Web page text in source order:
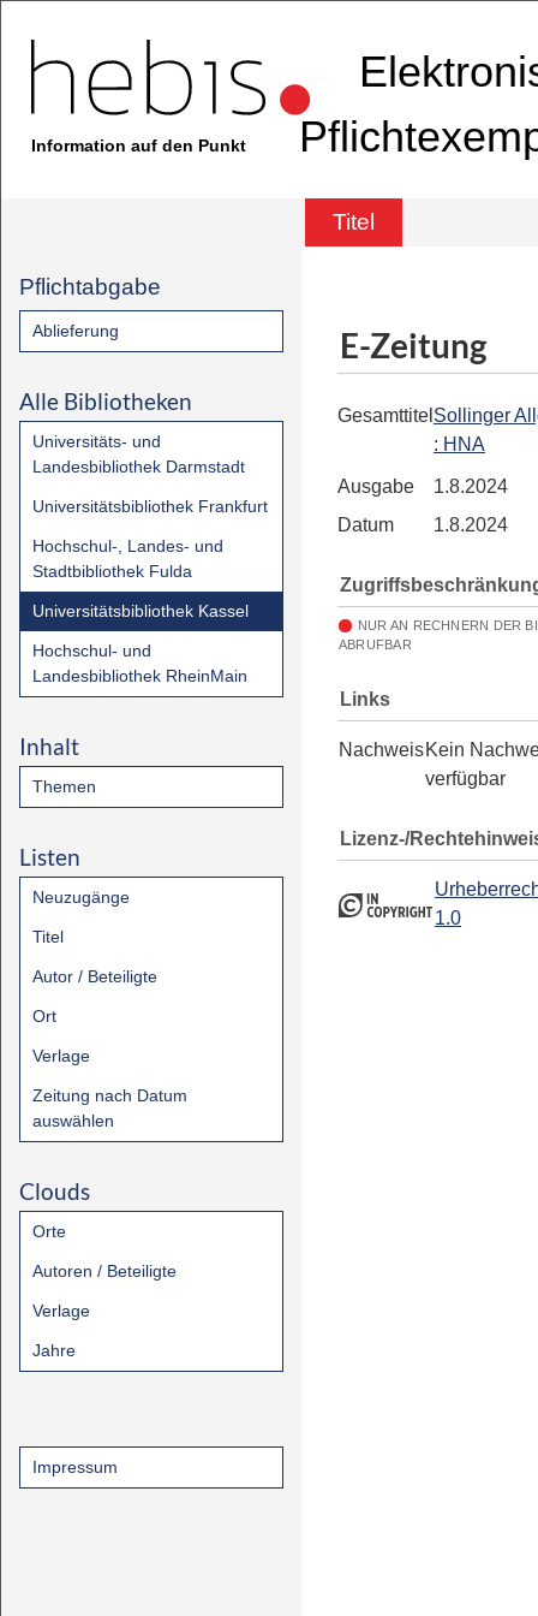
Information auf den Punkt
Titel
Pflichtabgabe
Ablieferung
Alle Bibliotheken
Universitäts- und
Landesbibliothek Darmstadt
Universitätsbibliothek Frankfurt
Hochschul-, Landes- und
Stadtbibliothek Fulda
Universitätsbibliothek Kassel
Hochschul- und
Landesbibliothek RheinMain
Inhalt
Themen
Listen
Neuzugänge
Titel
Autor / Beteiligte
Ort
Verlage
Zeitung nach Datum
auswählen
Clouds
Orte
Autoren / Beteiligte
Verlage
Jahre
Impressum
E-Zeitung
Gesamttitel Sollinger
: HNA
Ausgabe
1.8.2024
Datum
1.8.2024
NUR AN RECHNERN DER
ABRUFBAR
Links
NachweisKein
verfügbar
Lizenz-/
1.0